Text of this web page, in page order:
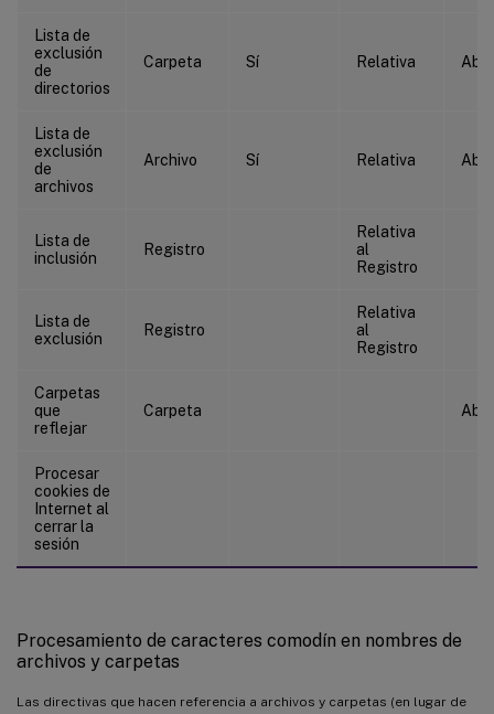
Lista de
exclusión
de
directorios
Carpeta Sí Relativa
Lista de
exclusión
de
archivos
Archivo Sí Relativa
Lista de
inclusión
Registro
Relativa
al
Registro
Lista de
exclusión
Registro
Relativa
al
Registro
Carpetas
que
reflejar
Carpeta
Procesar
cookies de
Internet al
cerrar la
sesión
Procesamiento de caracteres comodín en nombres de
archivos y carpetas
Las directivas que hacen referencia a archivos y carpetas (en lugar de